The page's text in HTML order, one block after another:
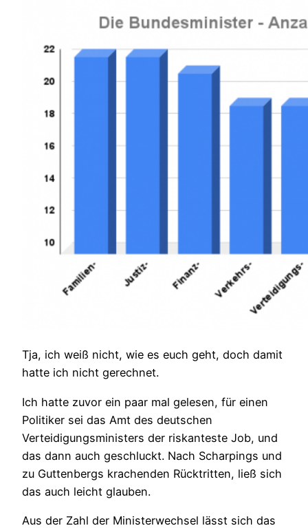
Tja, ich weiß nicht, wie es euch geht, doch damit
hatte ich nicht gerechnet.
Ich hatte zuvor ein paar mal gelesen, für einen
Politiker sei das Amt des deutschen
Verteidigungsministers der riskanteste Job, und
das dann auch geschluckt. Nach Scharpings und
zu Guttenbergs krachenden Rücktritten, ließ sich
das auch leicht glauben.
Aus der Zahl der Ministerwechsel lässt sich das